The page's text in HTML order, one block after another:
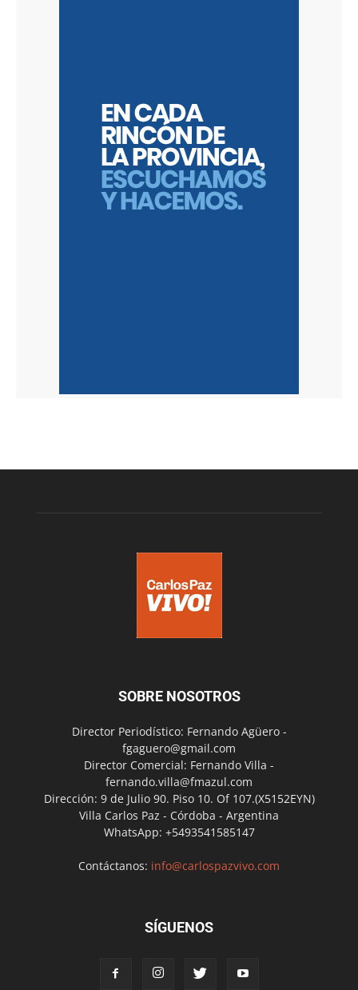
SOBRE NOSOTROS
Director Periodístico: Fernando Agüero -
fgaguero@gmail.com
Director Comercial: Fernando Villa -
fernando.villa@fmazul.com
Dirección: 9 de Julio 90. Piso 10. Of 107.(X5152EYN)
Villa Carlos Paz - Córdoba - Argentina
WhatsApp: +5493541585147
Contáctanos: info@carlospazvivo.com
SÍGUENOS